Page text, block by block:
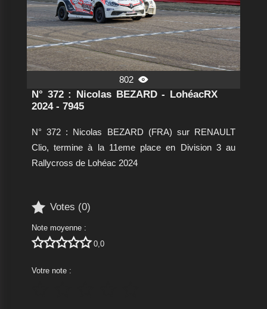
802 
N° 372 : Nicolas BEZARD - LohéacRX
2024 - 7945
N° 372 : Nicolas BEZARD (FRA) sur RENAULT
Clio, termine à la 11eme place en Division 3 au
Rallycross de Lohéac 2024
 Votes (0)
Note moyenne :
 0,0
Votre note :